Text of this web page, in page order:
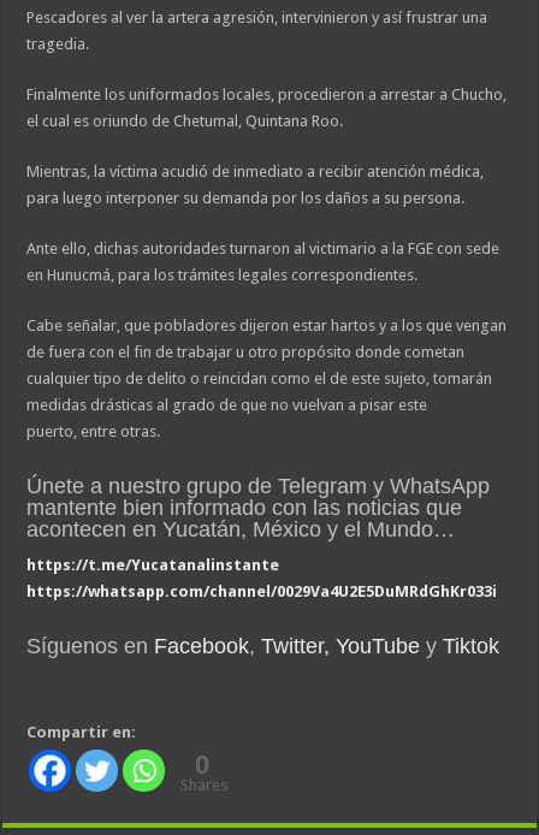
Pescadores al ver la artera agresión, intervinieron y así frustrar una
tragedia.
Finalmente los uniformados locales, procedieron a arrestar a Chucho,
el cual es oriundo de Chetumal, Quintana Roo.
Mientras, la víctima acudió de inmediato a recibir atención médica,
para luego interponer su demanda por los daños a su persona.
Ante ello, dichas autoridades turnaron al victimario a la FGE con sede
en Hunucmá, para los trámites legales correspondientes.
Cabe señalar, que pobladores dijeron estar hartos y a los que vengan
de fuera con el fin de trabajar u otro propósito donde cometan
cualquier tipo de delito o reincidan como el de este sujeto, tomarán
medidas drásticas al grado de que no vuelvan a pisar este
puerto, entre otras.
Únete a nuestro grupo de Telegram y WhatsApp
mantente bien informado con las noticias que
acontecen en Yucatán, México y el Mundo…
https://t.me/Yucatanalinstante
https://whatsapp.com/channel/0029Va4U2E5DuMRdGhKr033i
Síguenos en Facebook,Twitter, YouTube yTiktok
Compartir en:
0
Shares